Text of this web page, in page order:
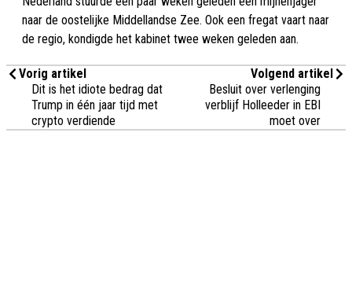
naar de oostelijke Middellandse Zee. Ook een fregat vaart naar
de regio, kondigde het kabinet twee weken geleden aan.
Vorig artikel
Dit is het idiote bedrag dat
Trump in één jaar tijd met
crypto verdiende
Volgend artikel
Besluit over verlenging
verblijf Holleeder in EBI
moet over